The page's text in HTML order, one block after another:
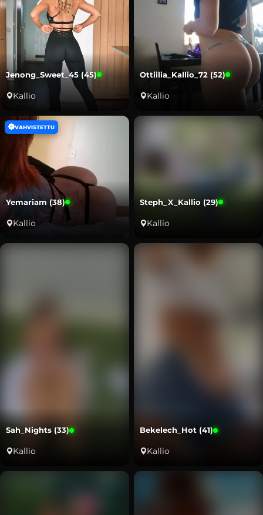
Jenong_Sweet_45 (45)
Kallio
Ottiilia_Kallio_72 (52)
Kallio
VAHVISTETTU
Yemariam (38)
Kallio
Steph_X_Kallio (29)
Kallio
Sah_Nights (33)
Kallio
Bekelech_Hot (41)
Kallio